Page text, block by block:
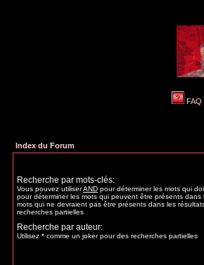
FAQ
Index du Forum
Recherche par mots-clés:
Vous pouvez utiliserAND pour déterminer les mots qui
pour déterminer les mots qui peuvent être présents dans
mots qui ne devraient pas être présents dans les
recherches partielles
Recherche par auteur:
Utilisez * comme un joker pour des recherches partielles